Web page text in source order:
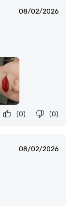
08/02/2026
(0)
(0)
08/02/2026